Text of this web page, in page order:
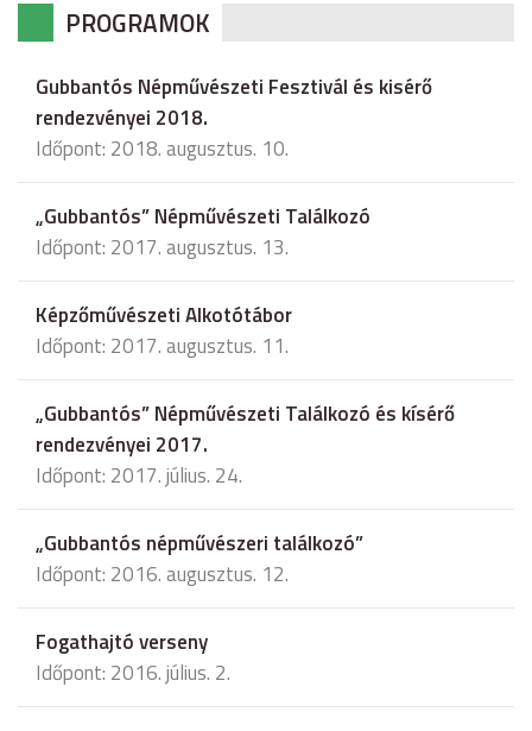
PROGRAMOK
Gubbantós Népművészeti Fesztivál és kisérő
rendezvényei 2018.
Időpont: 2018. augusztus. 10.
„Gubbantós” Népművészeti Találkozó
Időpont: 2017. augusztus. 13.
Képzőművészeti Alkotótábor
Időpont: 2017. augusztus. 11.
„Gubbantós” Népművészeti Találkozó és kísérő
rendezvényei 2017.
Időpont: 2017. július. 24.
„Gubbantós népművészeri találkozó”
Időpont: 2016. augusztus. 12.
Fogathajtó verseny
Időpont: 2016. július. 2.